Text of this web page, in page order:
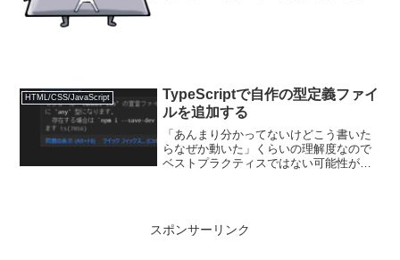
HTML/CSS/JavaScript
TypeScriptで自作の型定義ファイ
ルを追加する
「あんまり分かってないけどこう書いた
らなぜか動いた」くらいの理解度なので
ベストプラクティスではない可能性があ
スポンサーリンク